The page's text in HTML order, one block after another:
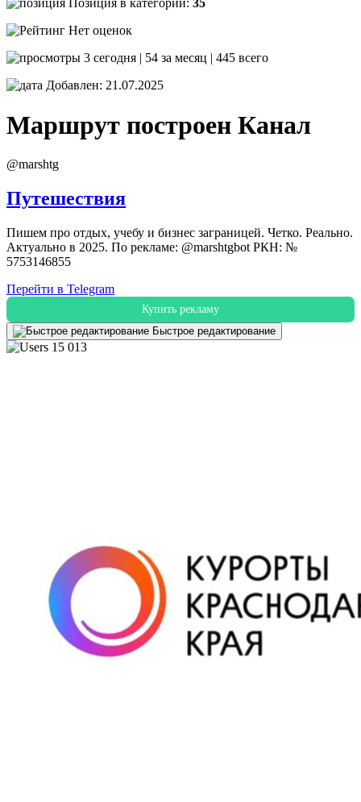
Позиция в категории: 35
Нет оценок
3 сегодня | 54 за месяц | 445 всего
Добавлен: 21.07.2025
Маршрут построен Канал
@marshtg
Путешествия
Пишем про отдых, учебу и бизнес заграницей. Четко. Реально.
Актуально в 2025. По рекламе: @marshtgbot РКН: №
5753146855
Перейти в Telegram
Купить рекламу
Быстрое редактирование
15 013